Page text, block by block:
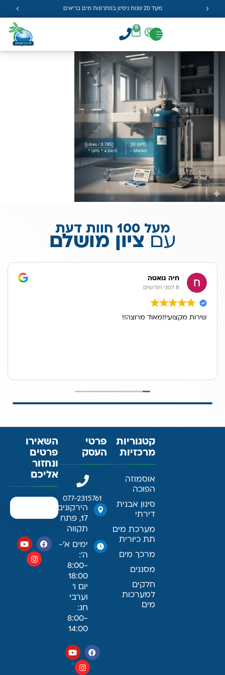
מעל 20 שנות ניסיון בפתרונות מים בריאים
0
מעל 100 חוות דעת
עםציון מושלם
חיה גואטה
8 לפני חודשים
שירות מקצועי!!מאוד מרוצה!!
קטגוריות
מרכזיות
אוסמוזה
הפוכה
סינון אבנית
דירתי
מערכת מים
תת כיורית
מרכך מים
מסננים
חלקים
למערכות
מים
פרטי
העסק
077-2315761
הירקונים
17, פתח
תקווה
ימים א׳-
ה׳:
8:00-
18:00
יום ו׳
וערבי
חג:
8:00-
14:00
השאירו
פרטים
ונחזור
אליכם